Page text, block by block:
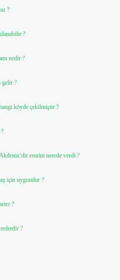
?
?
nedir ?
gelir ?
köyde çekilmiştir ?
emrini nerede verdi ?
için uygundur ?
?
?